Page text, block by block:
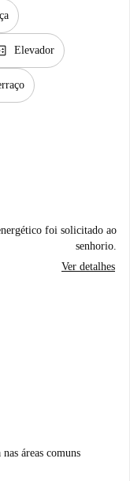
Elevador
foi solicitado ao
senhorio.
Ver detalhes
áreas comuns